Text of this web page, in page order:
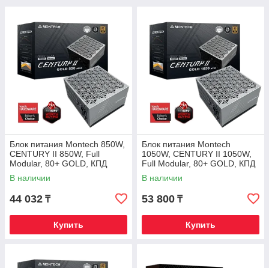
Блок питания Montech 850W,
CENTURY II 850W, Full
Modular, 80+ GOLD, КПД
90%, Fan 135mm, Серебро
В наличии
44 032 ₸
Купить
Блок питания Montech
1050W, CENTURY II 1050W,
Full Modular, 80+ GOLD, КПД
90%, Fan 135mm, Серебро
В наличии
53 800 ₸
Купить